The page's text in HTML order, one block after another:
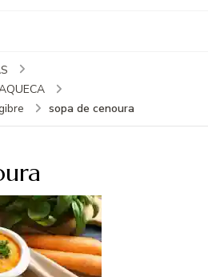
sopa de cenoura